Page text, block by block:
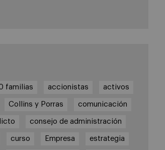
familias accionistas activos
Collins y Porras comunicación
consejo de administración
curso Empresa estrategia